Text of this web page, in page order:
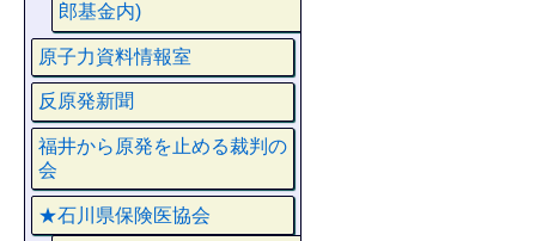
郎基金内)
原子力資料情報室
反原発新聞
福井から原発を止める裁判の
会
★石川県保険医協会